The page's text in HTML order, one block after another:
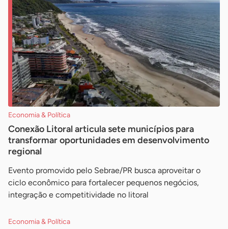
Economia & Política
Conexão Litoral articula sete municípios para
transformar oportunidades em desenvolvimento
regional
Evento promovido pelo Sebrae/PR busca aproveitar o
ciclo econômico para fortalecer pequenos negócios,
integração e competitividade no litoral
Economia & Política